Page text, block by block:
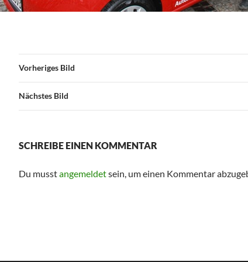
Vorheriges Bild
Nächstes Bild
SCHREIBE EINEN KOMMENTAR
Du musstangemeldetsein, um einen Kommentar